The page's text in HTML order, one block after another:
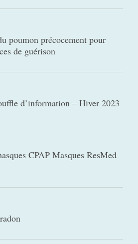
poumon précocement pour
de guérison
d’information – Hiver 2023
CPAP Masques ResMed